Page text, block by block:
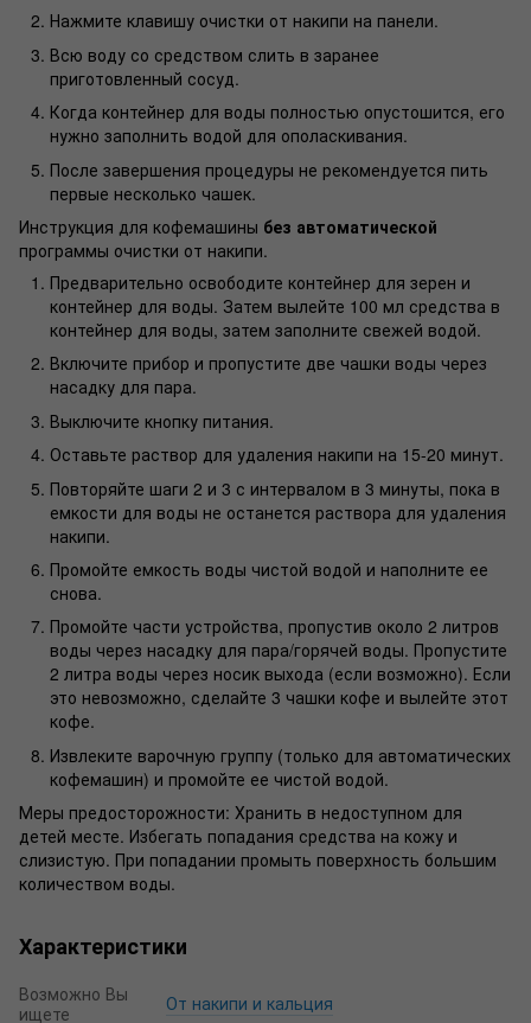
Нажмите клавишу очистки от накипи на панели.
Всю воду со средством слить в заранее
приготовленный сосуд.
Когда контейнер для воды полностью опустошится, его
нужно заполнить водой для ополаскивания.
После завершения процедуры не рекомендуется пить
первые несколько чашек.
Инструкция для кофемашины без автоматической
программы очистки от накипи.
Предварительно освободите контейнер для зерен и
контейнер для воды. Затем вылейте 100 мл средства в
контейнер для воды, затем заполните свежей водой.
Включите прибор и пропустите две чашки воды через
насадку для пара.
Выключите кнопку питания.
Оставьте раствор для удаления накипи на 15-20 минут.
Повторяйте шаги 2 и 3 с интервалом в 3 минуты, пока в
емкости для воды не останется раствора для удаления
накипи.
Промойте емкость воды чистой водой и наполните ее
снова.
Промойте части устройства, пропустив около 2 литров
воды через насадку для пара/горячей воды. Пропустите
2 литра воды через носик выхода (если возможно). Если
это невозможно, сделайте 3 чашки кофе и вылейте этот
кофе.
Извлеките варочную группу (только для автоматических
кофемашин) и промойте ее чистой водой.
Меры предосторожности: Хранить в недоступном для
детей месте. Избегать попадания средства на кожу и
слизистую. При попадании промыть поверхность большим
количеством воды.
Характеристики
Возможно Вы
ищете
От накипи и кальция